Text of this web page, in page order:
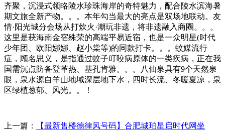
齐聚，沉浸式领略陵水珍珠海岸的奇特魅力，配合陵水滨海暑
期文旅全新产物。。。本年勾当最大的亮点是双场地联动。友
情·阳光城分会场从打炊火·潮玩非遗，将非遗融入商圈。。。
这里是获海南金宿殊荣的高端平易近宿，也是一众明星(时代
少年团、欧阳娜娜、赵小棠等)的同款打卡。。。蚊媒流行
症，顾名思义，是指通过蚊子叮咬病原体的一类疾病，正在我
国需沉点防备登革热、基孔肯雅。。。八仙泉具有9个天然泉
眼，泉水源自羊山地域深层地下水，四时长流、冬暖夏凉，泉
区绿植葱郁、风光。。！
上一篇： 【最新售楼德律风号码】合肥城珀星启时代网坐